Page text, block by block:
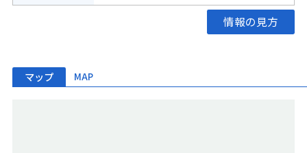
情報の見方
マップ MAP